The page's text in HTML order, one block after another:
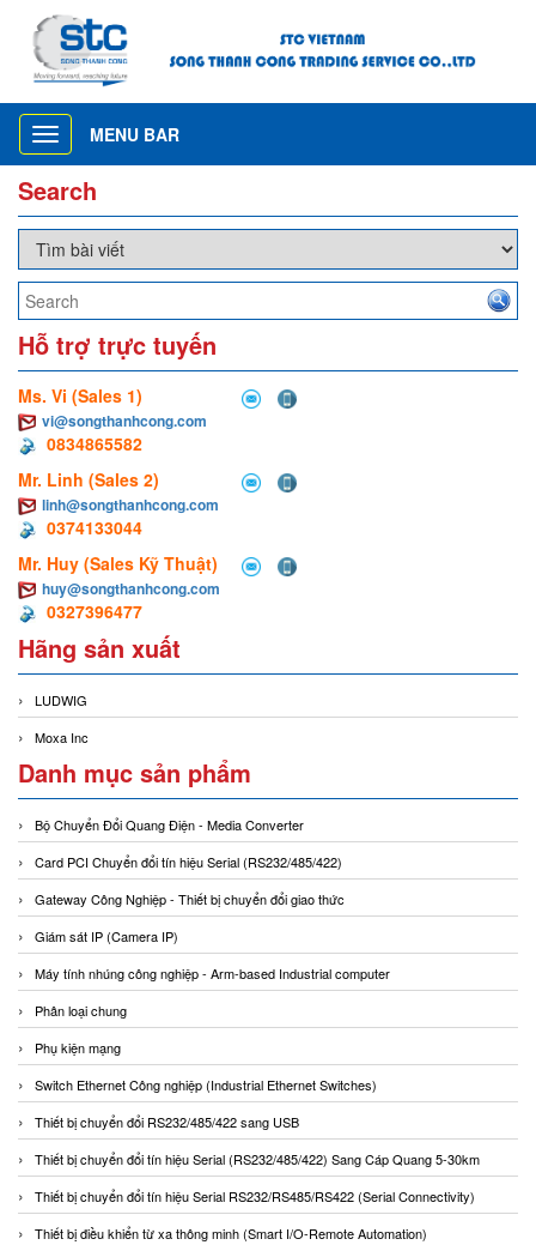
Toggle
navigation
MENU BAR
Search
Hỗ trợ trực tuyến
Ms. Vi (Sales 1)
vi@songthanhcong.com
0834865582
Mr. Linh (Sales 2)
linh@songthanhcong.com
0374133044
Mr. Huy (Sales Kỹ Thuật)
huy@songthanhcong.com
0327396477
Hãng sản xuất
LUDWIG
Moxa Inc
Danh mục sản phẩm
Bộ Chuyển Đổi Quang Điện - Media Converter
Card PCI Chuyển đổi tín hiệu Serial (RS232/485/422)
Gateway Công Nghiệp - Thiết bị chuyển đổi giao thức
Giám sát IP (Camera IP)
Máy tính nhúng công nghiệp - Arm-based Industrial computer
Phân loại chung
Phụ kiện mạng
Switch Ethernet Công nghiệp (Industrial Ethernet Switches)
Thiết bị chuyển đổi RS232/485/422 sang USB
Thiết bị chuyển đổi tín hiệu Serial (RS232/485/422) Sang Cáp Quang 5-30km
Thiết bị chuyển đổi tín hiệu Serial RS232/RS485/RS422 (Serial Connectivity)
Thiết bị điều khiển từ xa thông minh (Smart I/O-Remote Automation)